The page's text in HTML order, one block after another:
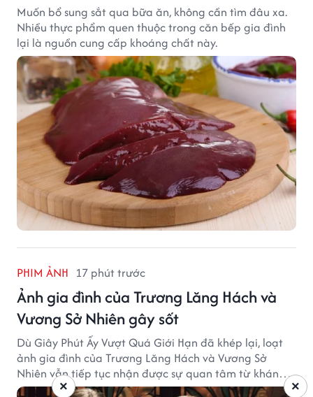
Muốn bổ sung sắt qua bữa ăn, không cần tìm đâu xa.
Nhiều thực phẩm quen thuộc trong căn bếp gia đình
lại là nguồn cung cấp khoáng chất này.
PHIM ẢNH 17 phút trước
Ảnh gia đình của Trương Lăng Hách và
Vương Sở Nhiên gây sốt
Dù Giây Phút Ấy Vượt Quá Giới Hạn đã khép lại, loạt
ảnh gia đình của Trương Lăng Hách và Vương Sở
Nhiên vẫn tiếp tục nhận được sự quan tâm từ khán
giả.
×
×